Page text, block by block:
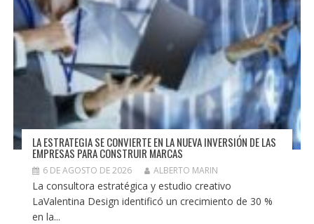
LA ESTRATEGIA SE CONVIERTE EN LA NUEVA INVERSIÓN DE LAS
EMPRESAS PARA CONSTRUIR MARCAS
6 DE AGOSTO DE 2026 ALBERTO MARIN
La consultora estratégica y estudio creativo
LaValentina Design identificó un crecimiento de 30 %
en la...